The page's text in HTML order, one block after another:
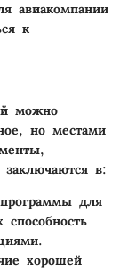
авиакомпании
к
можно
но местами
в:
для
хорошей